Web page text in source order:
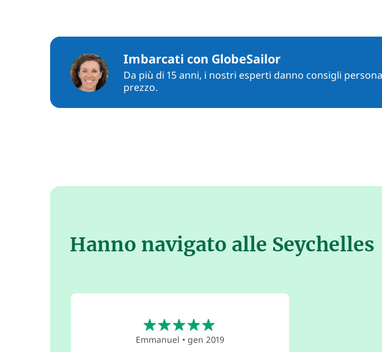
Imbarcati con GlobeSailor
Da più di 15 anni, i nostri esperti danno consigli
prezzo.
Hanno navigato alle Seychelles
Emmanuel •gen 2019